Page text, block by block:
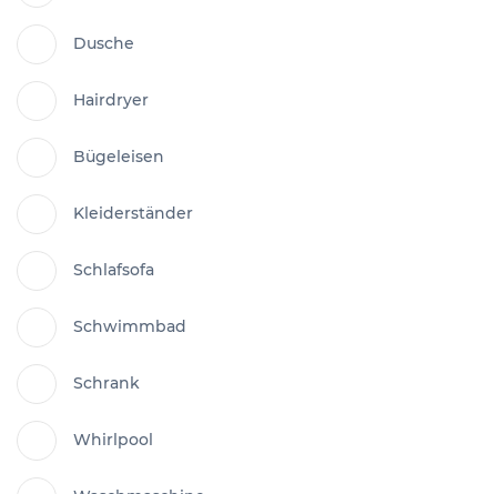
Dusche
Hairdryer
Bügeleisen
Kleiderständer
Schlafsofa
Schwimmbad
Schrank
Whirlpool